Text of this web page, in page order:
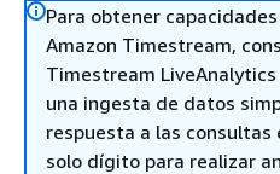
Para obtener
Amazon Timestream,
Timestream
una ingesta de datos
respuesta a las consultas
solo dígito para realizar